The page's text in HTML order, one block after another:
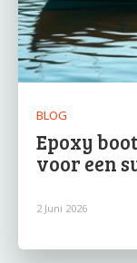
BLOG
Epoxy
voor een
2 Juni 2026